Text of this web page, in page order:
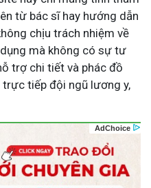
từ bác sĩ hay hướng dẫn
chịu trách nhiệm về
mà không có sự tư
trợ chi tiết và phác đồ
trực tiếp đội ngũ lương y,